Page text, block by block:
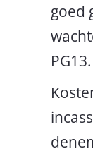
goed
PG13.